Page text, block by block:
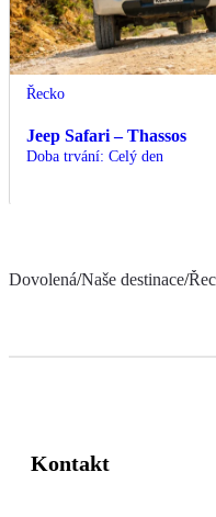
Řecko
Jeep Safari – Thassos
Doba trvání: Celý den
Dovolená/Naše destinace/
Kontakt